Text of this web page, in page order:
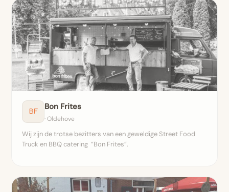
BF Bon Frites
· Oldehove
Wij zijn de trotse bezitters van een geweldige Street Food
Truck en BBQ catering “Bon Frites”.